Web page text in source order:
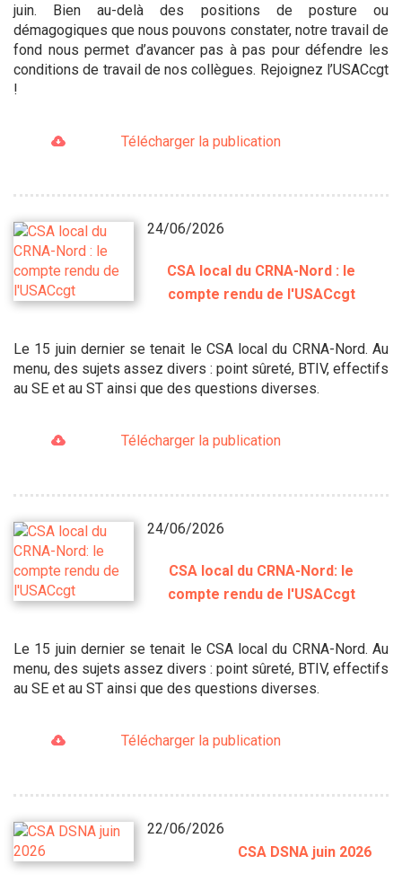
juin. Bien au-delà des positions de posture ou
démagogiques que nous pouvons constater, notre travail de
fond nous permet d’avancer pas à pas pour défendre les
conditions de travail de nos collègues. Rejoignez l’USACcgt
!
Télécharger la publication
24/06/2026
CSA local du CRNA-Nord : le
compte rendu de l'USACcgt
Le 15 juin dernier se tenait le CSA local du CRNA-Nord. Au
menu, des sujets assez divers : point sûreté, BTIV, effectifs
au SE et au ST ainsi que des questions diverses.
Télécharger la publication
24/06/2026
CSA local du CRNA-Nord: le
compte rendu de l'USACcgt
Le 15 juin dernier se tenait le CSA local du CRNA-Nord. Au
menu, des sujets assez divers : point sûreté, BTIV, effectifs
au SE et au ST ainsi que des questions diverses.
Télécharger la publication
22/06/2026
CSA DSNA juin 2026